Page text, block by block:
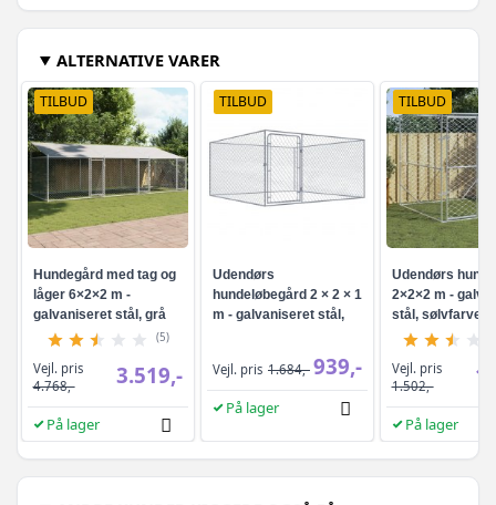
ALTERNATIVE VARER
TILBUD
Hundegård med tag og
låger 6×2×2 m -
galvaniseret stål, grå
(5)
Vejl. pris
4.768,-
3.519,-
På lager
TILBUD
Udendørs
hundeløbegård 2 × 2 × 1
m - galvaniseret stål,
Vejl. pris 1.684,- 939,-
På lager
TILBUD
Udendørs
2×2×2 m -
stål, sølvfarvet
Vejl. pris
1.502,-
På lager